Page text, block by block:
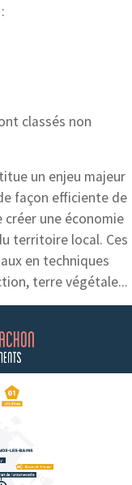
classés non
un enjeu majeur
façon efficiente de
une économie
territoire local. Ces
en techniques
terre végétale...